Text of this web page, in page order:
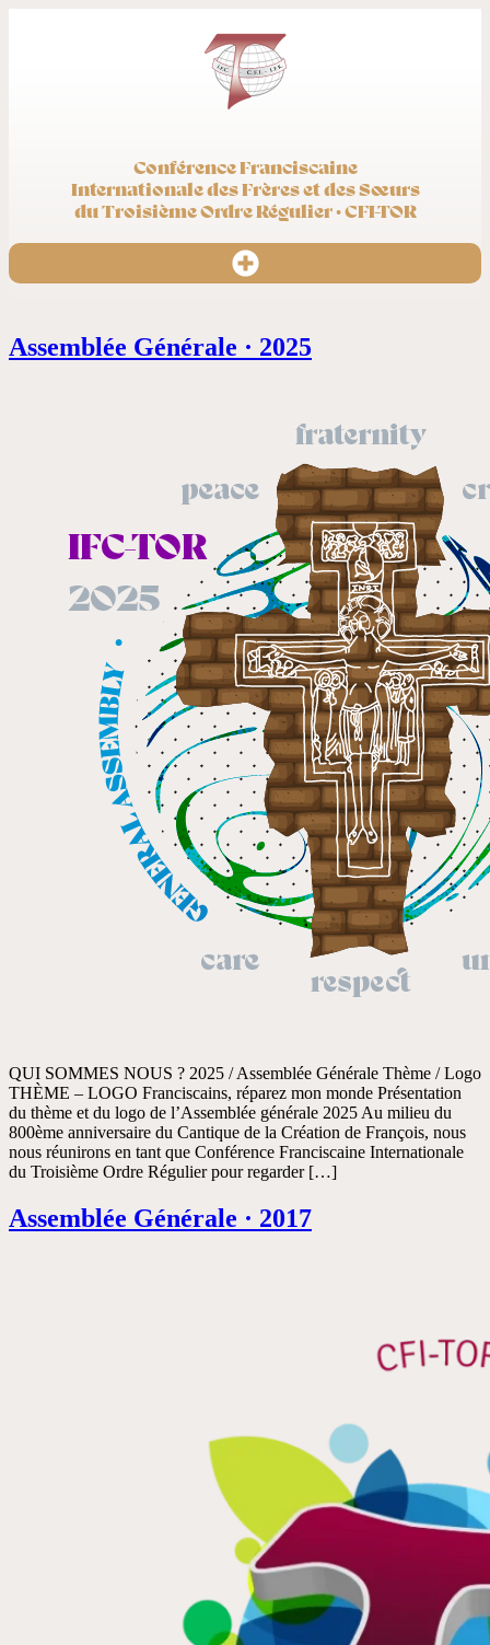
Conférence Franciscaine
Internationale des Frères et des Sœurs
du Troisième Ordre Régulier · CFI-TOR
Assemblée Générale · 2025
QUI SOMMES NOUS ? 2025 / Assemblée Générale Thème / Logo
THÈME – LOGO Franciscains, réparez mon monde Présentation
du thème et du logo de l’Assemblée générale 2025 Au milieu du
800ème anniversaire du Cantique de la Création de François, nous
nous réunirons en tant que Conférence Franciscaine Internationale
du Troisième Ordre Régulier pour regarder […]
Assemblée Générale · 2017